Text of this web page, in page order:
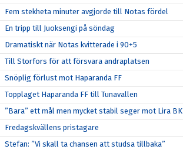
Fem stekheta minuter avgjorde till Notas fördel
En tripp till Juoksengi på söndag
Dramatiskt när Notas kvitterade i 90+5
Till Storfors för att försvara andraplatsen
Snöplig förlust mot Haparanda FF
Topplaget Haparanda FF till Tunavallen
”Bara” ett mål men mycket stabil seger mot Lira BK
Fredagskvällens pristagare
Stefan: ”Vi skall ta chansen att studsa tillbaka”